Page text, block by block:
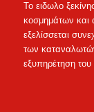
Το ειδωλο
κοσμημάτων και
εξελίσσεται
των
εξυπηρέτηση